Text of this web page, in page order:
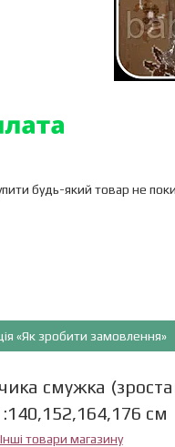
будь-який товар не
«Як зробити замовлення»
смужка
:140,152,164,176 см
Інші товари магазину